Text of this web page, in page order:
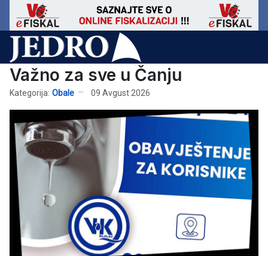
Važno za sve u Čanju
Kategorija: Obale 09 Avgust 2026